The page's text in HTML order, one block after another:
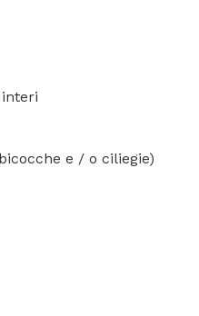
e / o ciliegie)